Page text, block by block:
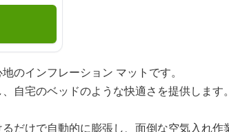
のインフレーション マットです。
自宅のベッドのような快適さを提供します
だけで自動的に膨張し、面倒な空気入れ作